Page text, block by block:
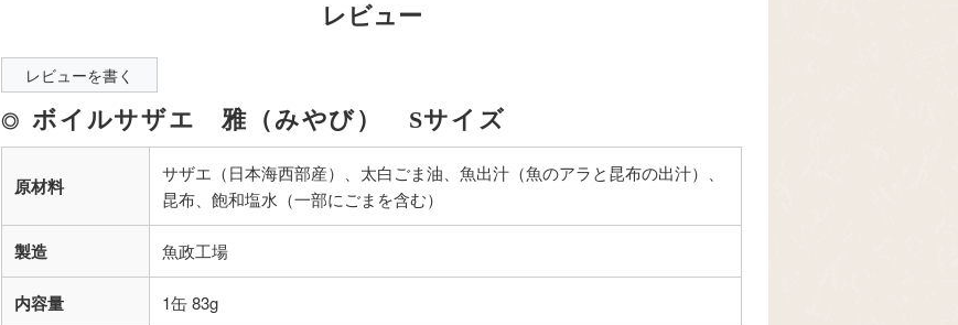
レビューを書く
ボイルサザエ 雅（みやび） Sサイズ
原材料
サザエ（日本海西部産）、太白ごま油、魚出汁（魚のアラと昆布の出汁）、
昆布、飽和塩水（一部にごまを含む）
製造 魚政工場
内容量 1缶 83g